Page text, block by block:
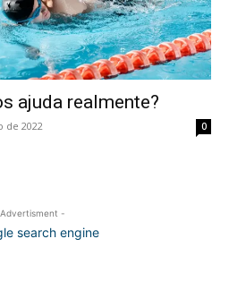
ajuda realmente?
de 2022 0
-